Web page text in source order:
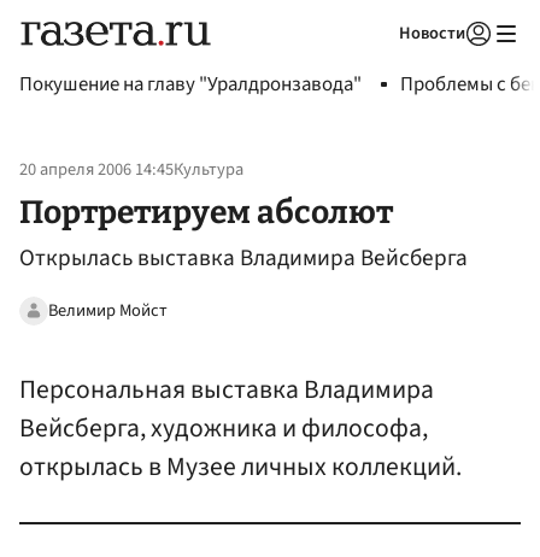
Новости
Покушение на главу "Уралдронзавода" Проблемы с
20 апреля 2006 14:45Культура
Портретируем абсолют
Открылась выставка Владимира Вейсберга
Велимир Мойст
Персональная выставка Владимира
Вейсберга, художника и философа,
открылась в Музее личных коллекций.